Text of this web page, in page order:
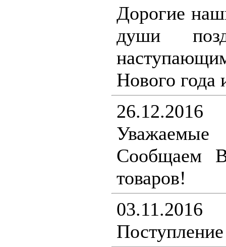
Дорогие
души
Нового года
26.12.2016
Сообщаем
товаров!
03.11.2016